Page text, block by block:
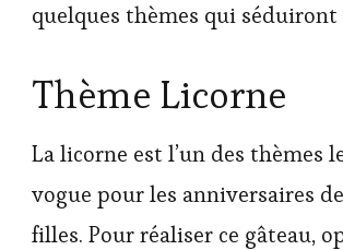
quelques thèmes qui séduiront
Thème Licorne
La licorne est l’un des thèmes
vogue pour les anniversaires
filles. Pour réaliser ce gâteau,